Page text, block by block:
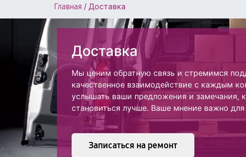
Главная / Доставка
Доставка
Мы ценим обратную связь и стремимся
качественное взаимодействие с каждым
услышать ваши предложения и замечания,
становиться лучше. Ваше мнение важно для
Записаться на ремонт